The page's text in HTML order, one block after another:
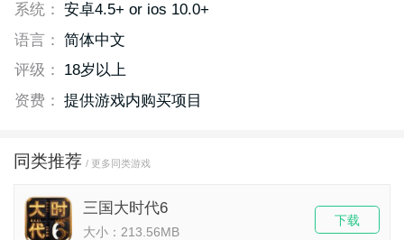
系统： 安卓4.5+ or ios 10.0+
语言： 简体中文
评级：
18岁以上
资费： 提供游戏内购买项目
同类推荐 / 更多同类游戏
三国大时代6
大小：213.56MB
下载